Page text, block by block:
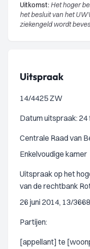
Uitkomst: Het hoger
het besluit van het
ziekengeld wordt
Uitspraak
14/4425 ZW
Datum uitspraak:
Centrale Raad van
Enkelvoudige kamer
Uitspraak op het
van de rechtbank
26 juni 2014, 13/
Partijen:
[appellant] te